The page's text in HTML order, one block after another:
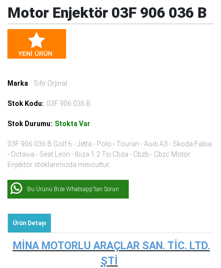
Motor Enjektör 03F 906 036 B
Marka : Sıfır Orjinal
Stok Kodu: 03F 906 036 B
Stok Durumu: Stokta Var
03F 906 036 B Golf 6 - Jetta - Polo - Touran - Audı A3 - Skoda Fabia
- Octavia - Seat Leon - Ibiza 1.2 Tsı Cbza - Cbzb - Cbzc Motor
Enjektör stoklarımızda mevcuttur.
Bu Ürünü Bize Whatsapp'tan Sorun
Ürün Detayı
MİNA MOTORLU ARAÇLAR SAN. TİC. LTD.
ŞTİ